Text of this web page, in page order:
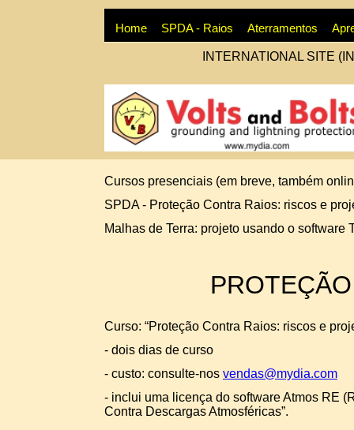
Home SPDA - Raios Aterramentos
INTERNATIONAL SITE
Cursos presenciais (em breve, também
SPDA - Proteção Contra Raios: riscos e
Malhas de Terra: projeto usando o software
Curso: “Proteção Contra Raios: riscos e
- dois dias de curso
- custo: consulte-nos vendas@mydia.com
- inclui uma licença do software Atmos RE
Contra Descargas Atmosféricas”.